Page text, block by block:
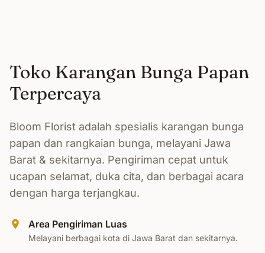
Toko Karangan Bunga Papan
Terpercaya
Bloom Florist adalah spesialis karangan bunga
papan dan rangkaian bunga, melayani Jawa
Barat & sekitarnya. Pengiriman cepat untuk
ucapan selamat, duka cita, dan berbagai acara
dengan harga terjangkau.
Area Pengiriman Luas
Melayani berbagai kota di Jawa Barat dan sekitarnya.